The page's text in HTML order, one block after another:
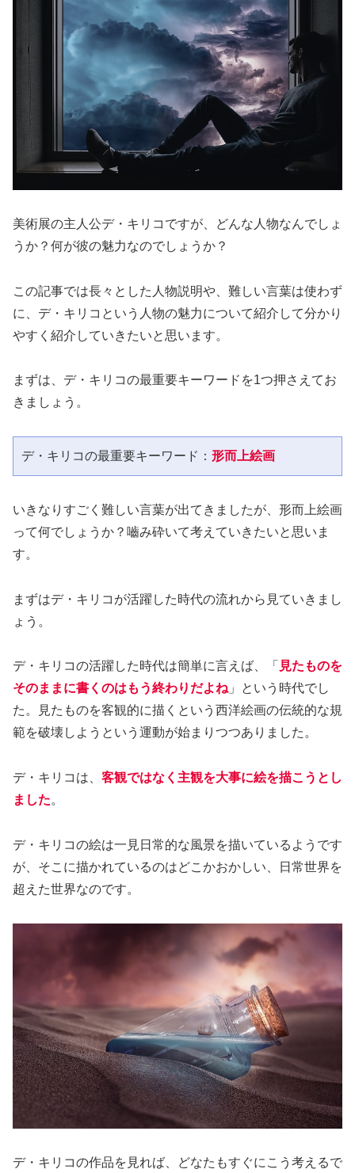
美術展の主人公デ・キリコですが、どんな人物なんでしょ
うか？何が彼の魅力なのでしょうか？
この記事では長々とした人物説明や、難しい言葉は使わず
に、デ・キリコという人物の魅力について紹介して分かり
やすく紹介していきたいと思います。
まずは、デ・キリコの最重要キーワードを1つ押さえてお
きましょう。
デ・キリコの最重要キーワード： 形而上絵画
いきなりすごく難しい言葉が出てきましたが、形而上絵画
って何でしょうか？嚙み砕いて考えていきたいと思いま
す。
まずはデ・キリコが活躍した時代の流れから見ていきまし
ょう。
デ・キリコの活躍した時代は簡単に言えば、「 見たものを
そのままに書くのはもう終わりだよね」という時代でし
た。見たものを客観的に描くという西洋絵画の伝統的な規
範を破壊しようという運動が始まりつつありました。
デ・キリコは、 客観ではなく主観を大事に絵を描こうとし
ました。
デ・キリコの絵は一見日常的な風景を描いているようです
が、そこに描かれているのはどこかおかしい、日常世界を
超えた世界なのです。
デ・キリコの作品を見れば、どなたもすぐにこう考えるで